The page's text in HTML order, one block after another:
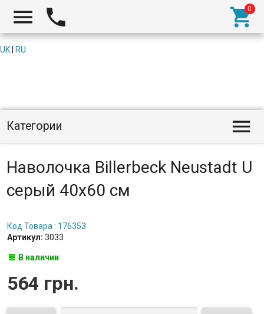
  
UK RU
Категории 
Наволочка Billerbeck Neustadt U
серый 40x60 см
Код Товара : 176353
Артикул: 3033
В наличии
564 грн.